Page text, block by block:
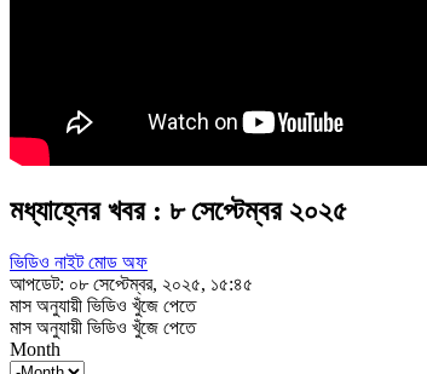
মধ্যাহ্নের খবর : ৮ সেপ্টেম্বর ২০২৫
ভিডিও নাইট মোড অফ
আপডেট: ০৮ সেপ্টেম্বর, ২০২৫, ১৫:৪৫
মাস অনুযায়ী ভিডিও খুঁজে পেতে
মাস অনুযায়ী ভিডিও খুঁজে পেতে
Month